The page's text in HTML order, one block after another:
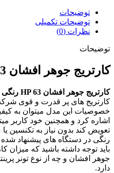
توضیحات
توضیحات تکمیلی
نظرات (0)
توضیحات
کارتریج جوهر افشان HP 63 رنگی اورجینال
کارتریج جوهر افشان HP 63 رنگی اورجینال
کارتریج های پر قدرت و قوی
خصوصیات این مدل میتوان به
اشاره کرد و همچنین خود کاربر
تعویض کند بدون نیاز به تکنسین
باید توجه داشته باشید که میزان
جوهر افشان و چه از نوع تونر
دارد.